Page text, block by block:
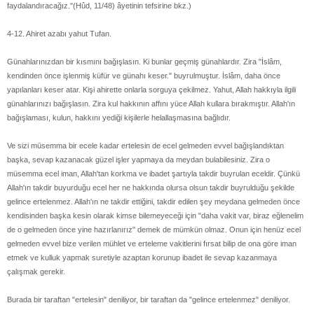
faydalandıracağız."(Hûd, 11/48) âyetinin tefsirine bkz.)
4-12. Ahiret azabı yahut Tufan.
Günahlarınızdan bir kısmını bağışlasın. Ki bunlar geçmiş günahlardır. Zira "İslâm,
kendinden önce işlenmiş küfür ve günahı keser." buyrulmuştur. İslâm, daha önce
yapılanları keser atar. Kişi ahirette onlarla sorguya çekilmez. Yahut, Allah hakkıyla ilgili
günahlarınızı bağışlasın. Zira kul hakkının affını yüce Allah kullara bırakmıştır. Allah'ın
bağışlaması, kulun, hakkını yediği kişilerle helallaşmasına bağlıdır.
Ve sizi müsemma bir ecele kadar ertelesin de ecel gelmeden evvel bağışlandıktan
başka, sevap kazanacak güzel işler yapmaya da meydan bulabilesiniz. Zira o
müsemma ecel iman, Allah'tan korkma ve ibadet şartıyla takdir buyrulan eceldir. Çünkü
Allah'ın takdir buyurduğu ecel her ne hakkında olursa olsun takdir buyrulduğu şekilde
gelince ertelenmez. Allah'ın ne takdir ettiğini, takdir edilen şey meydana gelmeden önce
kendisinden başka kesin olarak kimse bilemeyeceği için "daha vakit var, biraz eğlenelim
de o gelmeden önce yine hazırlanırız" demek de mümkün olmaz. Onun için henüz ecel
gelmeden evvel bize verilen mühlet ve erteleme vakitlerini fırsat bilip de ona göre iman
etmek ve kulluk yapmak suretiyle azaptan korunup ibadet ile sevap kazanmaya
çalışmak gerekir.
Burada bir taraftan "ertelesin" deniliyor, bir taraftan da "gelince ertelenmez" deniliyor.